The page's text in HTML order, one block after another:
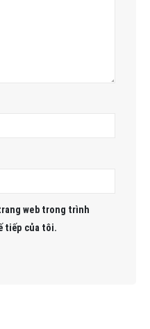
web trong trình
tiếp của tôi.